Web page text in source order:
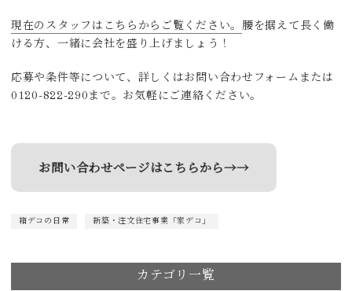
現在のスタッフはこちらからご覧ください。 腰を据えて長く働
ける方、一緒に会社を盛り上げましょう！
応募や条件等について、詳しくはお問い合わせフォームまたは
0120-822-290まで。お気軽にご連絡ください。
お問い合わせページはこちらから→→
箱デコの日常 新築・注文住宅事業「家デコ」
カテゴリ一覧